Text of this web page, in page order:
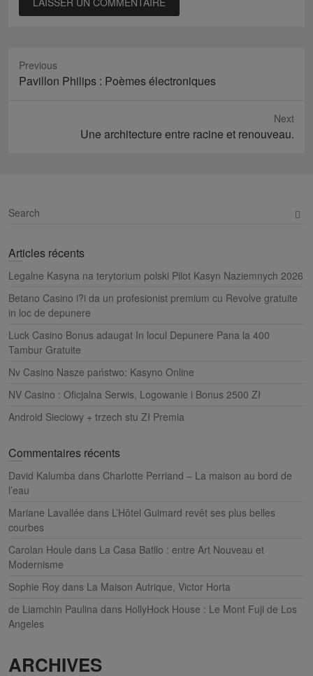
Previous
Previous
Pavillon Philips : Poèmes électroniques
Next
Une architecture entre racine et renouveau.
S
r
h
Articles récents
Legalne Kasyna na terytorium polski Pilot Kasyn Naziemnych 2026
Betano Casino i?i da un profesionist premium cu Revolve gratuite
in loc de depunere
Luck Casino Bonus adaugat In locul Depunere Pana la 400
Tambur Gratuite
Nv Casino Nasze państwo: Kasyno Online
NV Casino : Oficjalna Serwis, Logowanie i Bonus 2500 Zł
Android Sieciowy + trzech stu Zł Premia
Commentaires récents
David Kalumba dans Charlotte Perriand – La maison au bord de
l’eau
Mariane Lavallée dans L’Hôtel Guimard revêt ses plus belles
courbes
Carolan Houle dans La Casa Batllo : entre Art Nouveau et
Modernisme
Sophie Roy dans La Maison Autrique, Victor Horta
de Liamchin Paulina dans HollyHock House : Le Mont Fuji de Los
Angeles
ARCHIVES